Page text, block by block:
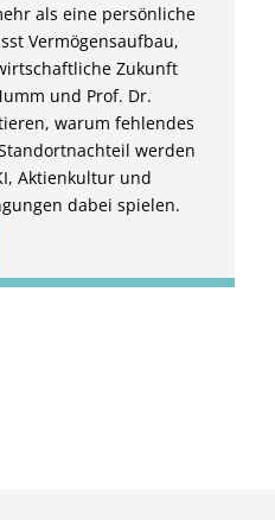
als eine persönliche
Vermögensaufbau,
Zukunft
und Prof. Dr.
warum fehlendes
werden
Aktienkultur und
dabei spielen.